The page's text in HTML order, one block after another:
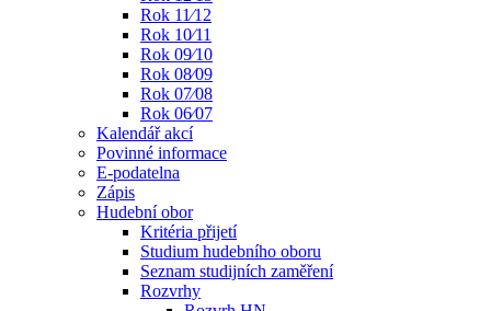
Rok 11⁄12
Rok 10⁄11
Rok 09⁄10
Rok 08⁄09
Rok 07⁄08
Rok 06⁄07
Kalendář akcí
Povinné informace
E-podatelna
Zápis
Hudební obor
Kritéria přijetí
Studium hudebního oboru
Seznam studijních zaměření
Rozvrhy